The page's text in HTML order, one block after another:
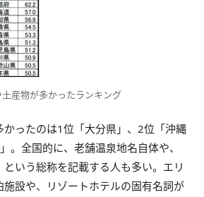
産物が多かったランキング
かったのは1位「大分県」、2位「沖縄
。全国的に、老舗温泉地名自体や、
という総称を記載する人も多い。エリ
設や、リゾートホテルの固有名詞が